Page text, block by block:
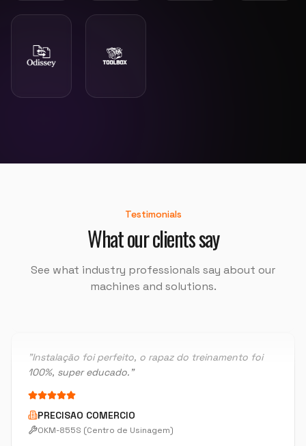
Testimonials
What our clients say
See what industry professionals say about our
machines and solutions.
Quem fez tudo acontecer foi o Vilmar.
PECSIL METALURGICA
PRECISAO COMERCIO
OKM-855S (Centro de Usinagem)
"Estou muito satisfeita, pretendo fazer outra parceria